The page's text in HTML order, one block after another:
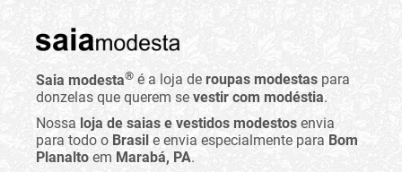
Saia modesta® é a loja de roupas modestas para
donzelas que querem se vestir com modéstia.
Nossa loja de saias e vestidos modestos envia
para todo o Brasil e envia especialmente para Bom
Planalto em Marabá, PA.